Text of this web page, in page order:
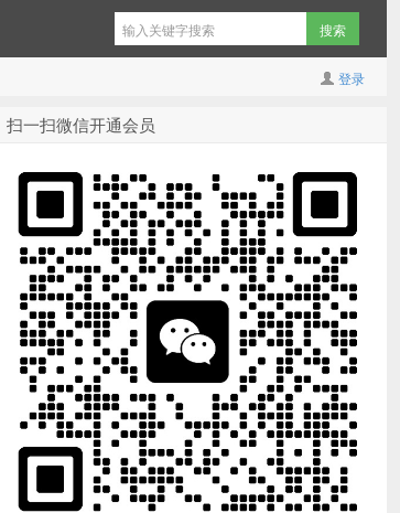
登录
扫一扫微信开通会员